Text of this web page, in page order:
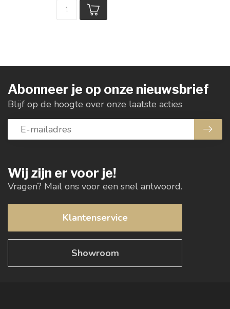
Wij zijn er voor je!
Vragen? Mail ons voor een snel antwoord.
Klantenservice
Showroom
Abonneer je op onze nieuwsbrief
Blijf op de hoogte over onze laatste acties